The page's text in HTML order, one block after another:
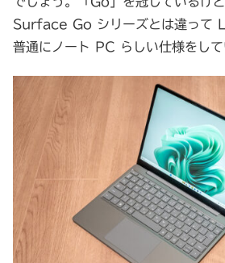
Surface Go シリーズとは違って
普通にノート PC らしい仕様をして